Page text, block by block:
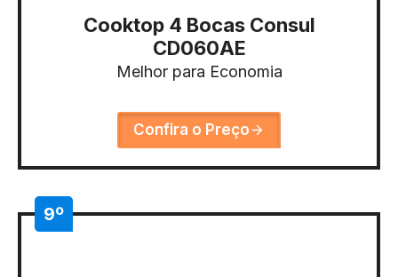
Cooktop 4 Bocas Consul
CD060AE
Melhor para Economia
Confira o Preço
9º